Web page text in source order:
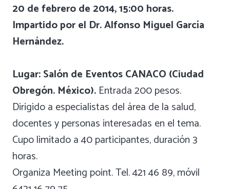
20 de febrero de 2014, 15:00 horas.
Impartido por el Dr. Alfonso Miguel García
Hernández.
Lugar: Salón de Eventos CANACO (Ciudad
Obregón. México). Entrada 200 pesos.
Dirigido a especialistas del área de la salud,
docentes y personas interesadas en el tema.
Cupo limitado a 40 participantes, duración 3
horas.
Organiza Meeting point. Tel. 421 46 89, móvil